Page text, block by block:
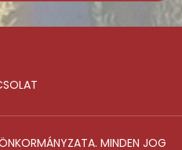
MINDEN JOG